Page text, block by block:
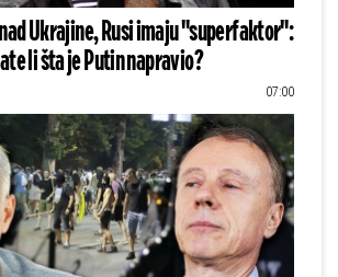
Ukrajine, Rusi imaju "superfaktor":
li šta je Putin napravio?
07:00